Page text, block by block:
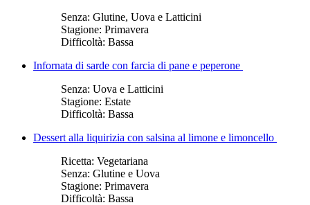
Senza: Glutine, Uova e Latticini
Stagione: Primavera
Difficoltà: Bassa
Infornata di sarde con farcia di pane e peperone
Senza: Uova e Latticini
Stagione: Estate
Difficoltà: Bassa
Dessert alla liquirizia con salsina al limone e limoncello
Ricetta: Vegetariana
Senza: Glutine e Uova
Stagione: Primavera
Difficoltà: Bassa